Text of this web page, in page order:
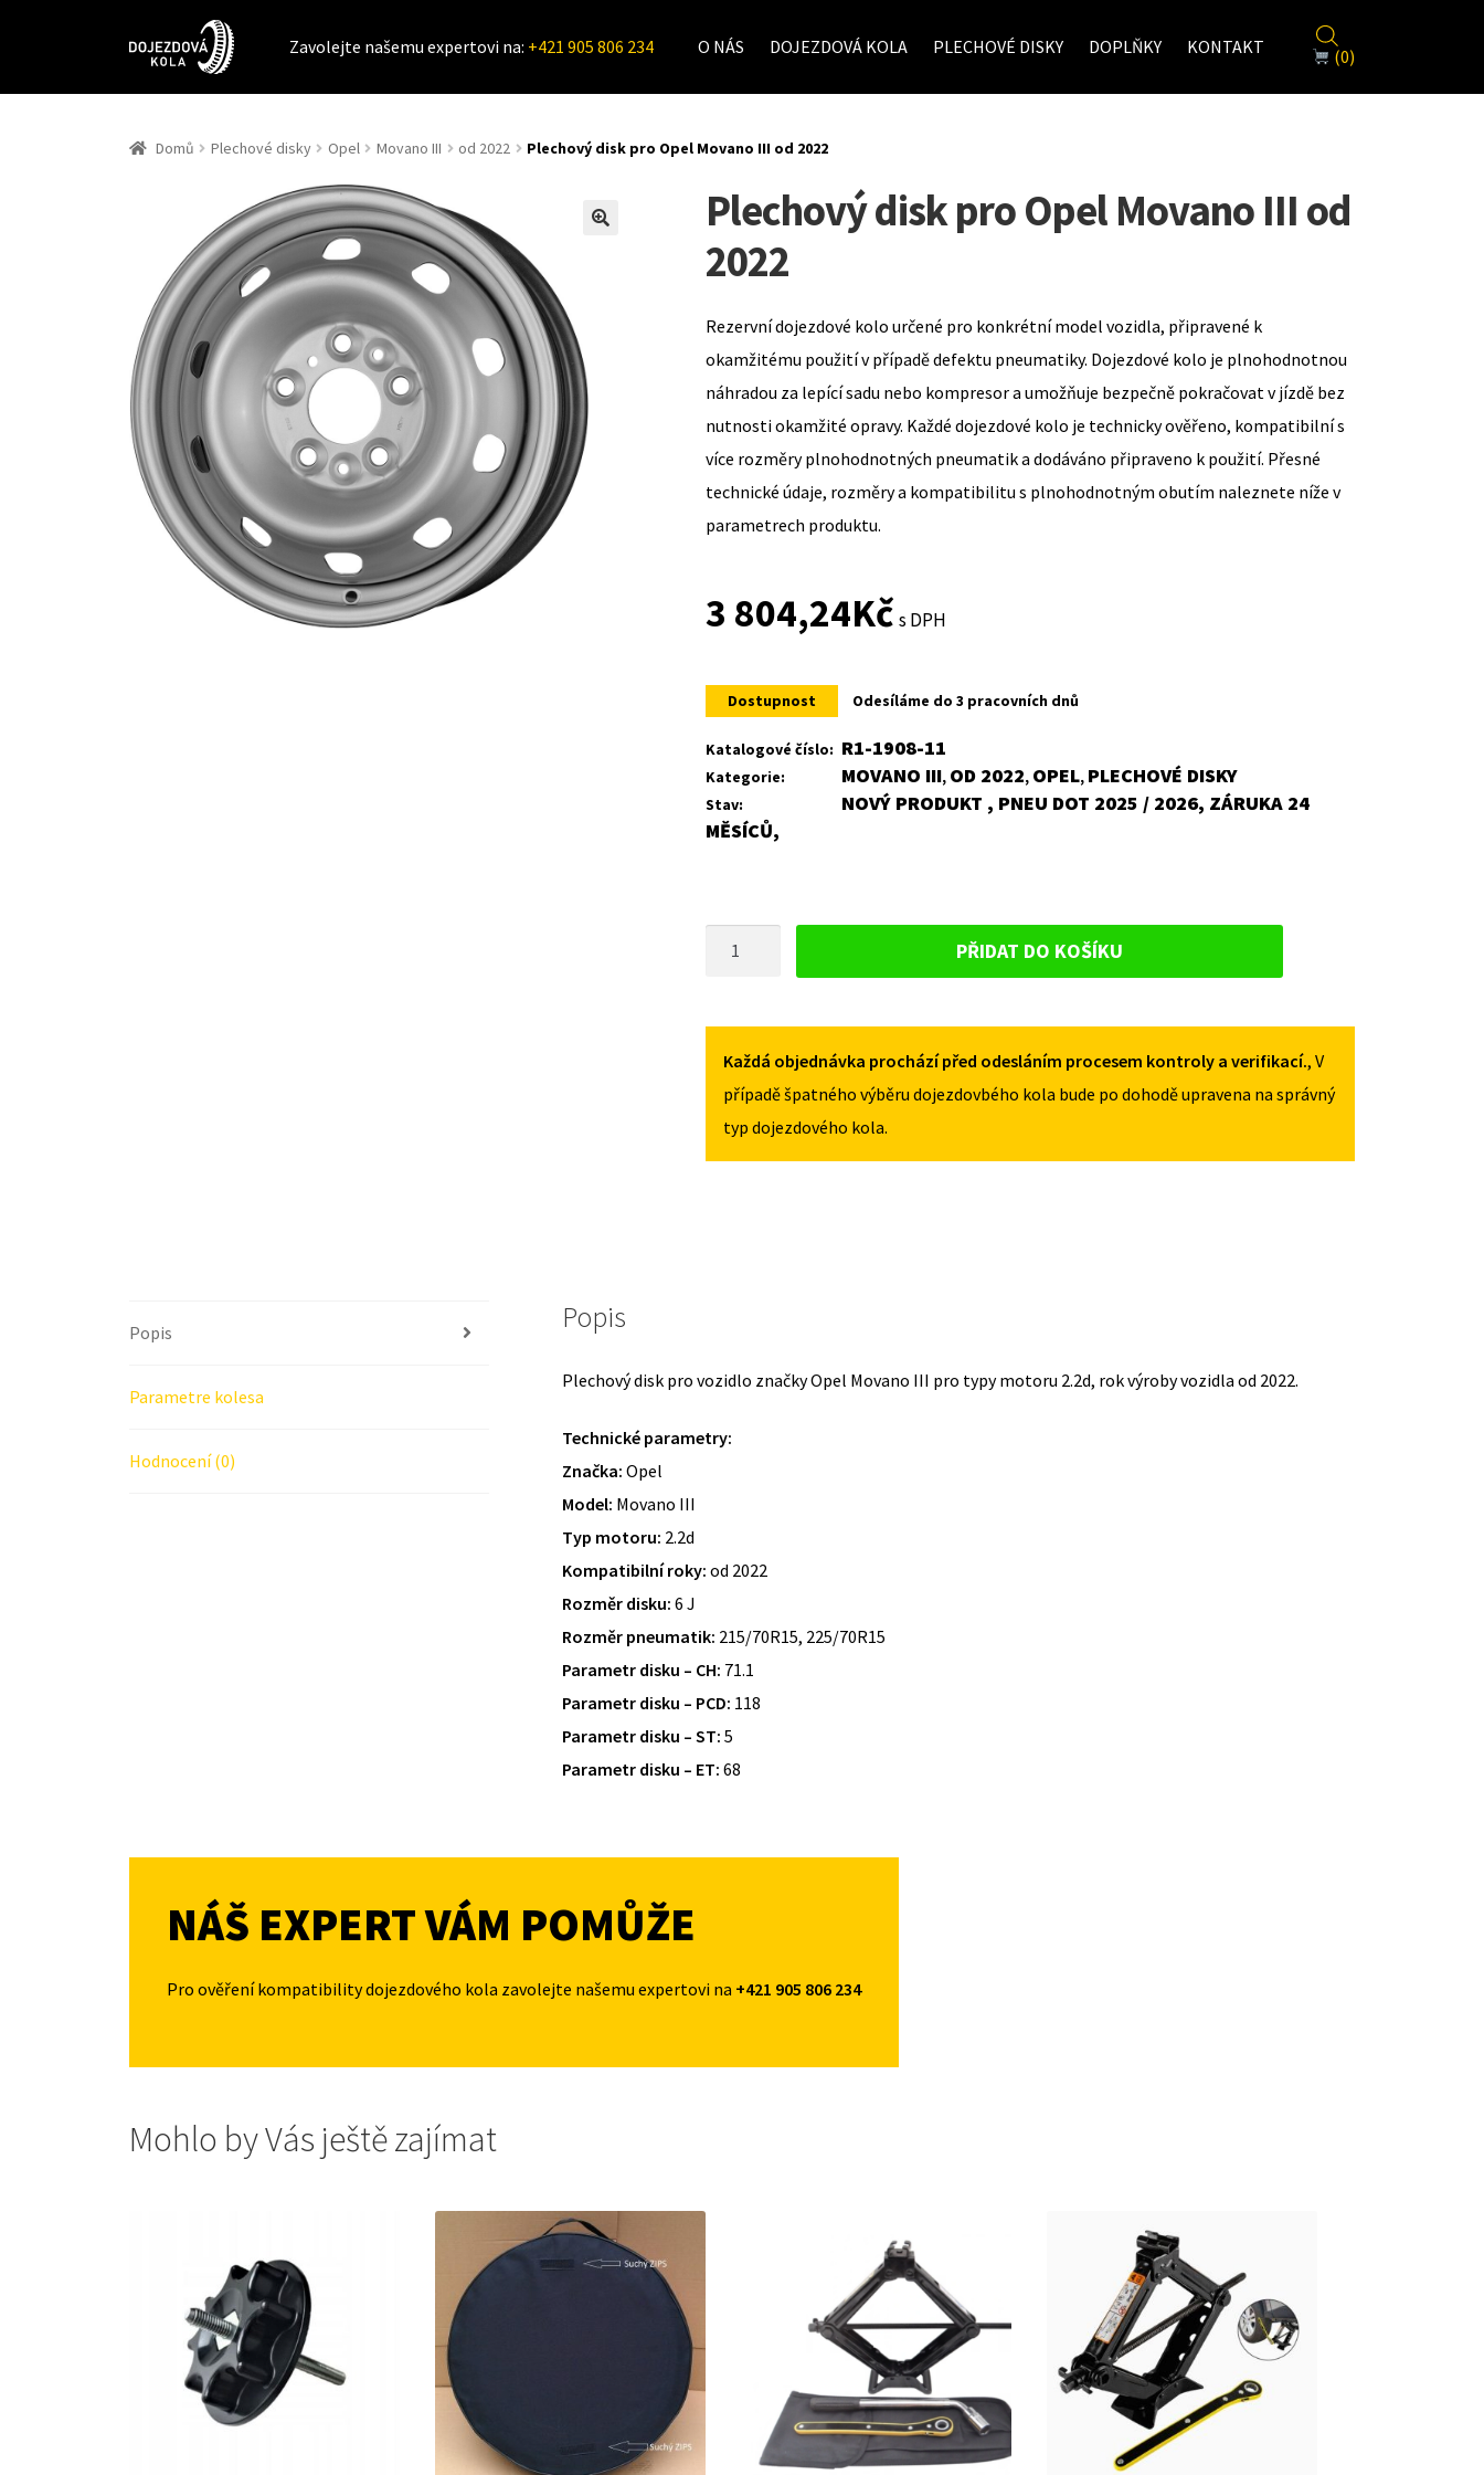
Zavolejte našemu expertovi na: +421 905 806 234 O NÁS DOJEZDOVÁ KOLA PLECHOVÉ DISKY DOPLŇKY KONTAKT (0)
Domů Plechové disky Opel Movano III od 2022 Plechový disk pro Opel Movano III od 2022
Plechový disk pro Opel Movano III od
2022
Rezervní dojezdové kolo určené pro konkrétní model vozidla, připravené k
okamžitému použití v případě defektu pneumatiky. Dojezdové kolo je plnohodnotnou
náhradou za lepící sadu nebo kompresor a umožňuje bezpečně pokračovat v jízdě bez
nutnosti okamžité opravy. Každé dojezdové kolo je technicky ověřeno, kompatibilní s
více rozměry plnohodnotných pneumatik a dodáváno připraveno k použití. Přesné
technické údaje, rozměry a kompatibilitu s plnohodnotným obutím naleznete níže v
parametrech produktu.
3 804,24Kč s DPH
Dostupnost Odesíláme do 3 pracovních dnů
Katalogové číslo: R1-1908-11
Kategorie: MOVANO III, OD 2022, OPEL, PLECHOVÉ DISKY
Stav:
NOVÝ PRODUKT , PNEU DOT 2025 / 2026, ZÁRUKA 24
MĚSÍCŮ,
MOVANO
OD
2022
MNOŽSTVÍ
PŘIDAT DO KOŠÍKU
Každá objednávka prochází před odesláním procesem kontroly a verifikací., V
případě špatného výběru dojezdovbého kola bude po dohodě upravena na správný
typ dojezdového kola.
Popis
Parametre kolesa
Hodnocení (0)
Popis
Plechový disk pro vozidlo značky Opel Movano III pro typy motoru 2.2d, rok výroby vozidla od 2022.
Technické parametry:
Značka: Opel
Model: Movano III
Typ motoru: 2.2d
Kompatibilní roky: od 2022
Rozměr disku: 6 J
Rozměr pneumatik: 215/70R15, 225/70R15
Parametr disku – CH: 71.1
Parametr disku – PCD: 118
Parametr disku – ST: 5
Parametr disku – ET: 68
NÁŠ EXPERT VÁM POMŮŽE
Pro ověření kompatibility dojezdového kola zavolejte našemu expertovi na +421 905 806 234
Mohlo by Vás ještě zajímat